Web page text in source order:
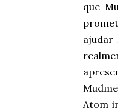
que
ajudar
Atom